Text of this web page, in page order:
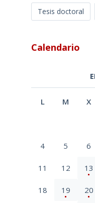
Tesis doctoral
Calendario
L M X
4 5 6
11 12 13
18 19 20